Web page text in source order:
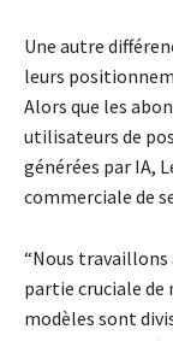
Une autre
leurs
Alors que les
utilisateurs de
générées par IA,
commerciale de
“Nous travaillons
partie cruciale
modèles sont